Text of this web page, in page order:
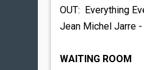
OUT: Everything
Jean Michel Jarre
WAITING ROOM